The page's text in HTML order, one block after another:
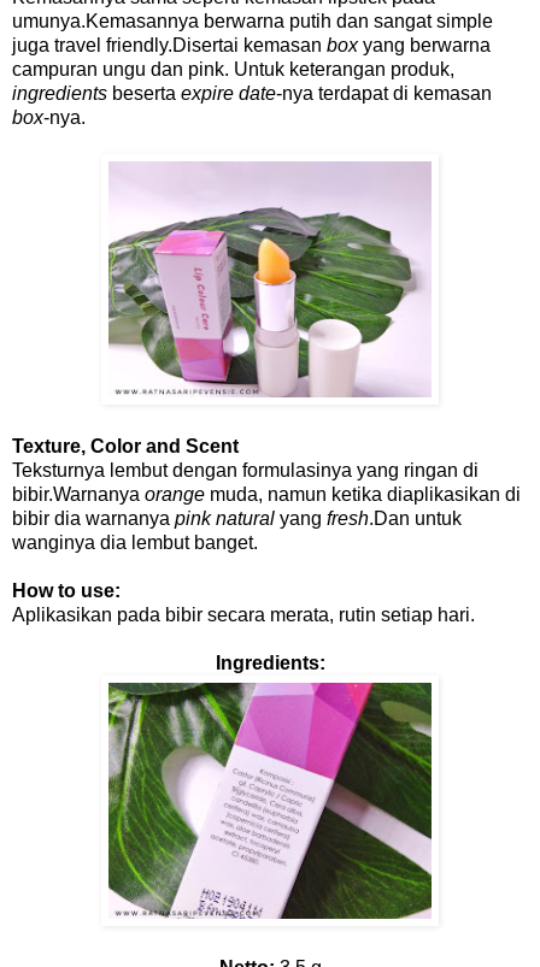
umunya.Kemasannya berwarna putih dan sangat simple
juga travel friendly.Disertai kemasan boxyang berwarna
campuran ungu dan pink. Untuk keterangan produk,
ingredients beserta expire date-nya terdapat di kemasan
box-nya.
Texture, Color and Scent
Teksturnya lembut dengan formulasinya yang ringan di
bibir.Warnanya orange muda, namun ketika diaplikasikan di
bibir dia warnanya pink natural yang fresh.Dan untuk
wanginya dia lembut banget.
How to use:
Aplikasikan pada bibir secara merata, rutin setiap hari.
Ingredients: